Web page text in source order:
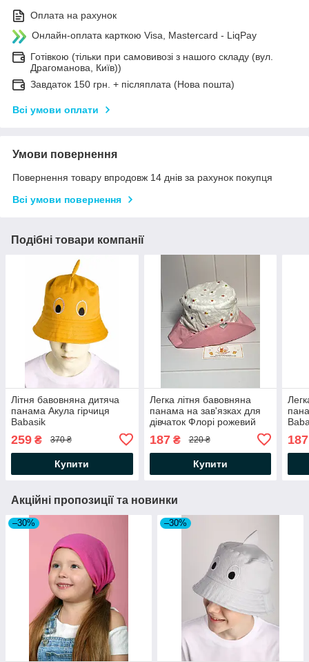
Оплата на рахунок
Онлайн-оплата карткою Visa, Mastercard - LiqPay
Готівкою (тільки при самовивозі з нашого складу (вул.
Драгоманова, Київ))
Завдаток 150 грн. + післяплата (Нова пошта)
Всі умови оплати
Умови повернення
Повернення товару впродовж 14 днів за рахунок покупця
Всі умови повернення
Подібні товари компанії
Літня бавовняна дитяча
панама Акула гірчиця
Babasik
259 ₴ 370 ₴
Купити
Легка літня бавовняна
панама на зав'язках для
дівчаток Флорі рожевий
187₴ 220 ₴
Купити
187
Акційні пропозиції та новинки
–30% –30%